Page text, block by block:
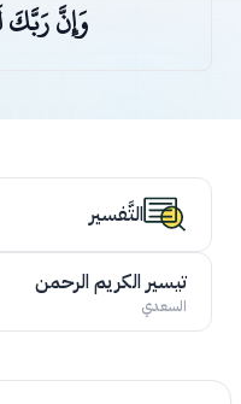
وَإِنَّ رَبَّكَ
التَّفسير
تيسير الكريم الرحمن
السعدي